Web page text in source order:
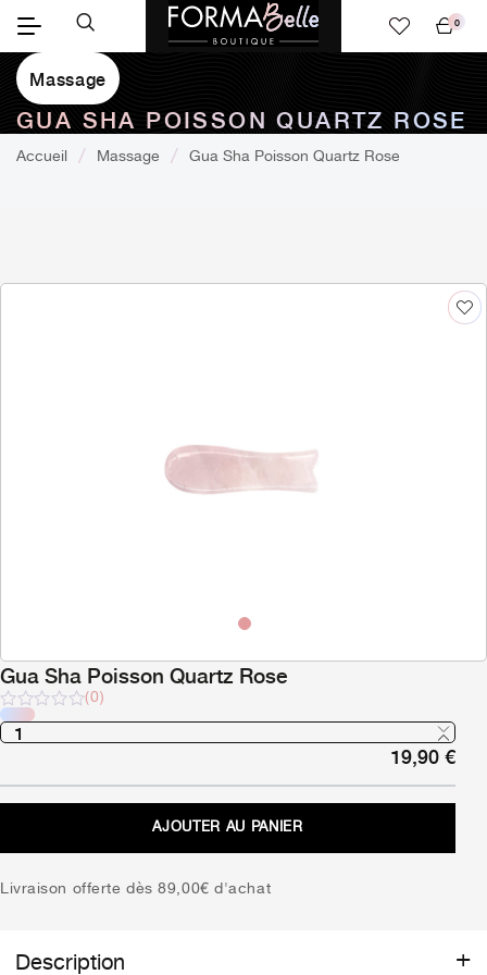
panier
0
Massage
GUA SHA POISSON QUARTZ ROSE
Accueil Massage Gua Sha Poisson Quartz Rose
Gua Sha Poisson Quartz Rose
Note
sur
(0)
19,90€
AJOUTER AU PANIER
Livraison offerte dès 89,00€ d'achat
Description